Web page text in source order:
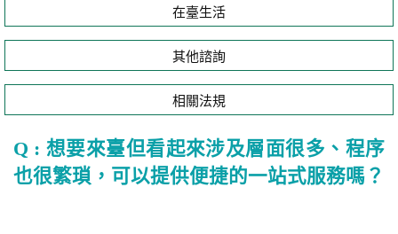
在臺生活
其他諮詢
相關法規
Q : 想要來臺但看起來涉及層面很多、程序
也很繁瑣，可以提供便捷的一站式服務嗎？